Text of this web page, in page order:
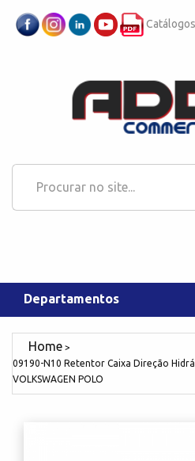
Catálogos
Departamentos
09190-N10 Retentor Caixa Direção
VOLKSWAGEN POLO